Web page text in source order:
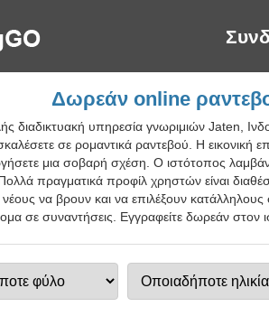
Δωρεάν online
διαδικτυακή υπηρεσία γνωριμιών Jaten,
σε ρομαντικά ραντεβού. Η εικονική
μια σοβαρή σχέση. Ο ιστότοπος
πραγματικά προφίλ χρηστών είναι
να βρουν και να επιλέξουν
σε συναντήσεις. Εγγραφείτε δωρεάν στον